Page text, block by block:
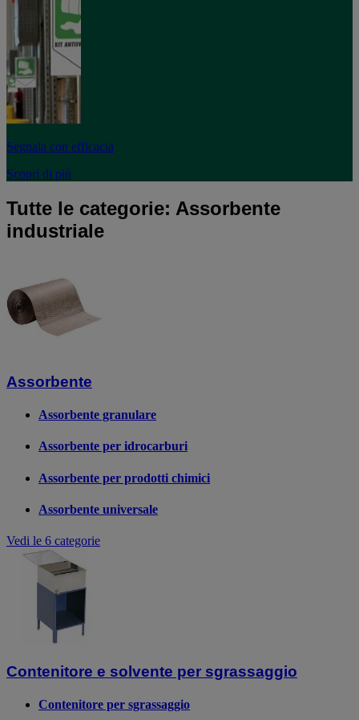
Segnala con efficacia
Scopri di più
Tutte le categorie: Assorbente
industriale
Assorbente
Assorbente granulare
Assorbente per idrocarburi
Assorbente per prodotti chimici
Assorbente universale
Vedi le 6 categorie
Contenitore e solvente per sgrassaggio
Contenitore per sgrassaggio